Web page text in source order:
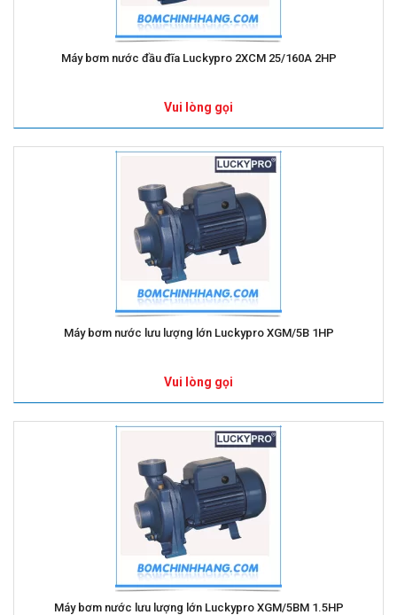
Máy bơm nước đầu đĩa Luckypro 2XCM 25/160A 2HP
Vui lòng gọi
Máy bơm nước lưu lượng lớn Luckypro XGM/5B 1HP
Vui lòng gọi
Máy bơm nước lưu lượng lớn Luckypro XGM/5BM 1.5HP